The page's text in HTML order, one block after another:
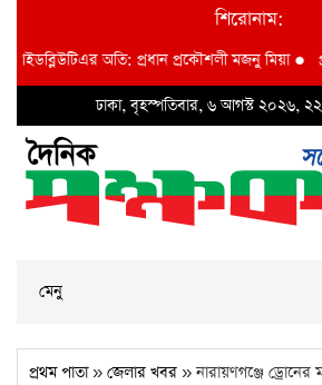
শিরোনাম:
অতি: প্রধান প্রকৌশলী মজনু মিয়া●
ঢাকা, বৃহস্পতিবার, ৬ আগস্ট ২০২৬,
মেনু
প্রথম পাতা» জেলার খবর » নারায়ণগঞ্জে ড্রোনের